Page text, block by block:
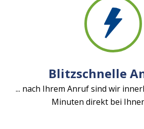
Blitzschnelle
... nach Ihrem Anruf sind wir
Minuten direkt bei